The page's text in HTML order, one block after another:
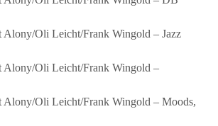
Alony/Oli Leicht/Frank Wingold – Jazz
Alony/Oli Leicht/Frank Wingold –
Alony/Oli Leicht/Frank Wingold – Moods,